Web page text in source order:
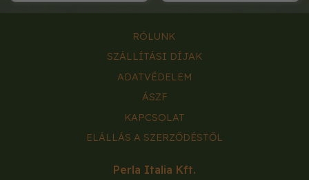
RÓLUNK
SZÁLLÍTÁSI DÍJAK
ADATVÉDELEM
ÁSZF
KAPCSOLAT
ELÁLLÁS A SZERZŐDÉSTŐL
Perla Italia Kft.